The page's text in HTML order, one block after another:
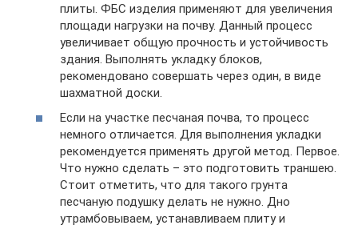
плиты. ФБС изделия применяют для увеличения
площади нагрузки на почву. Данный процесс
увеличивает общую прочность и устойчивость
здания. Выполнять укладку блоков,
рекомендовано совершать через один, в виде
шахматной доски.
Если на участке песчаная почва, то процесс
немного отличается. Для выполнения укладки
рекомендуется применять другой метод. Первое.
Что нужно сделать – это подготовить траншею.
Стоит отметить, что для такого грунта
песчаную подушку делать не нужно. Дно
утрамбовываем, устанавливаем плиту и